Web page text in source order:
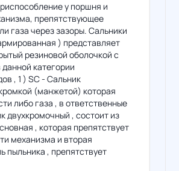
у поршня и
препятствующее
газа через зазоры. Сальники
) представляет
резиновой оболочкой с
категории
, 1 ) SC - Сальник
(манжетой) которая
либо газа , в ответственные
двухкромочный , состоит из
, которая препятствует
механизма и вторая
пыльника , препятствует